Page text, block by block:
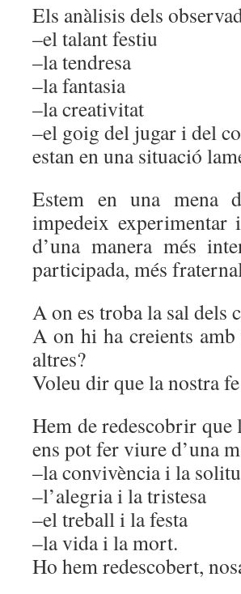
Els anàlisis dels
–el talant festiu
–la tendresa
–la fantasia
–la creativitat
–el goig del jugar i del
estan en una situació
Estem en una mena
impedeix
d’una manera més
participada, més
A on es troba la sal dels
A on hi ha creients amb
altres?
Voleu dir que la nostra
Hem de redescobrir que
ens pot fer viure d’una
–la convivència i la
–l’alegria i la tristesa
–el treball i la festa
–la vida i la mort.
Ho hem redescobert,